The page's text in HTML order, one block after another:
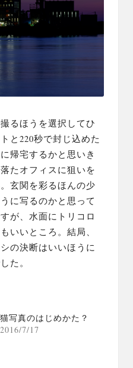
るほうを選択してひ
と 220秒で封じ込めた
帰宅するかと思いき
たオフィスに狙いを
玄関を彩るほんの少
に写るのかと思って
が、水面にトリコロ
いいところ。結局、
の決断はいいほうに
た。
猫写真のはじめかた？
2016/7/17